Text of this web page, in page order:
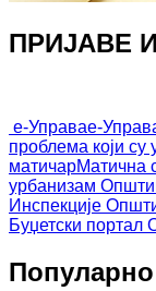
ПРИЈАВЕ
е-Управае-
проблема који
матичарМатична
урбанизам
Инспекције
Буџетски портал
Популарно